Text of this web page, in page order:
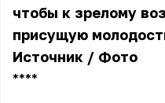
чтобы к зрелому
присущую
Источник / Фото
** **